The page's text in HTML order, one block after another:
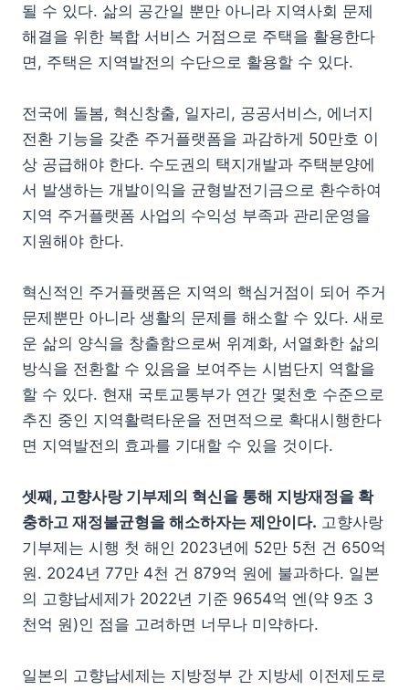
될 수 있다. 삶의 공간일 뿐만 아니라 지역사회 문제
해결을 위한 복합 서비스 거점으로 주택을 활용한다
면, 주택은 지역발전의 수단으로 활용할 수 있다.
전국에 돌봄, 혁신창출, 일자리, 공공서비스, 에너지
전환 기능을 갖춘 주거플랫폼을 과감하게 50만호 이
상 공급해야 한다. 수도권의 택지개발과 주택분양에
서 발생하는 개발이익을 균형발전기금으로 환수하여
지역 주거플랫폼 사업의 수익성 부족과 관리운영을
지원해야 한다.
혁신적인 주거플랫폼은 지역의 핵심거점이 되어 주거
문제뿐만 아니라 생활의 문제를 해소할 수 있다. 새로
운 삶의 양식을 창출함으로써 위계화, 서열화한 삶의
방식을 전환할 수 있음을 보여주는 시범단지 역할을
할 수 있다. 현재 국토교통부가 연간 몇천호 수준으로
추진 중인 지역활력타운을 전면적으로 확대시행한다
면 지역발전의 효과를 기대할 수 있을 것이다.
셋째, 고향사랑 기부제의 혁신을 통해 지방재정을 확
충하고 재정불균형을 해소하자는 제안이다. 고향사랑
기부제는 시행 첫 해인 2023년에 52만 5천 건 650억
원. 2024년 77만 4천 건 879억 원에 불과하다. 일본
의 고향납세제가 2022년 기준 9654억 엔(약 9조 3
천억 원)인 점을 고려하면 너무나 미약하다.
일본의 고향납세제는 지방정부 간 지방세 이전제도로